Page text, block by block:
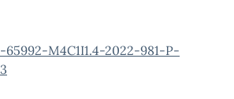
M4C1I1.4-2022-981-P-